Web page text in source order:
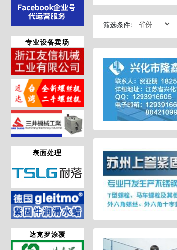
专业设备卖场
表面处理
达克罗涂覆
筛选条件: